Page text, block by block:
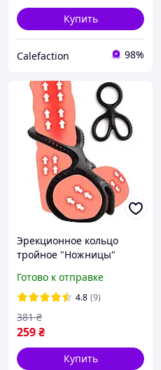
Купить
Calefaction 98%
Эрекционное кольцо
тройное "Ножницы"
задержки эякуляции
чёрный
Готово к отправке
4.8 (9)
259₴
381 ₴
Купить